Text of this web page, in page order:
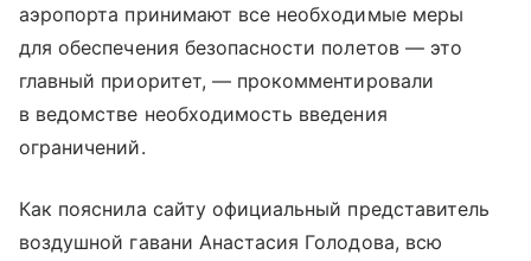
аэропорта принимают все необходимые меры
для обеспечения безопасности полетов — это
главный приоритет, — прокомментировали
в ведомстве необходимость введения
ограничений.
Как пояснила сайту официальный представитель
воздушной гавани Анастасия Голодова, всю